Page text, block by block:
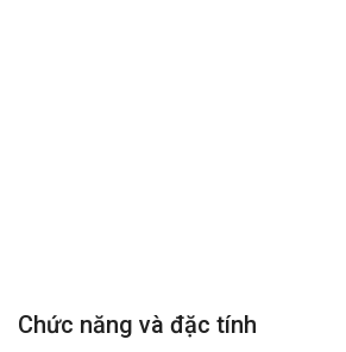
Chức năng và đặc tính